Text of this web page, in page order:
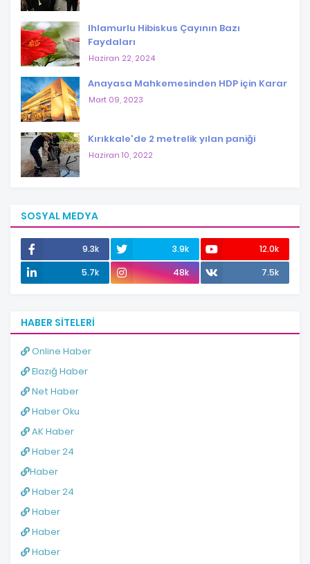
Ihlamurlu Hibiskus Çayının Bazı
Faydaları
Haziran 22, 2024
Anayasa Mahkemesinden HDP için Karar
Mart 09, 2023
Kırıkkale'de 2 metrelik yılan paniği
Haziran 10, 2022
SOSYAL MEDYA
9.3k 3.9k
12.0k
5.7k
48k 7.5k
HABER SITELERI
Online Haber
Elazığ Haber
Net Haber
Haber Oku
AK Haber
Haber 24
Haber
Haber 24
Haber
Haber
Haber